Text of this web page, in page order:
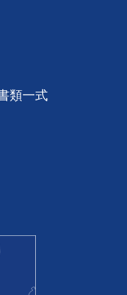
類一式